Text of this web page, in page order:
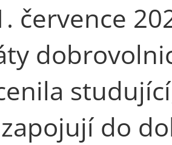
července
do